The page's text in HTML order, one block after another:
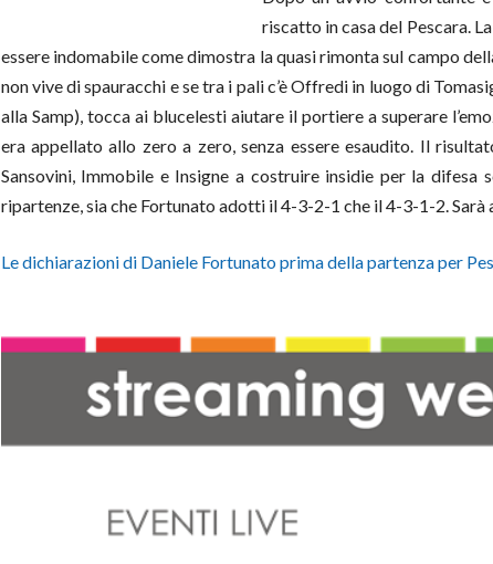
riscatto in casa del Pescara.
essere indomabile come dimostra la quasi rimonta sul campo
non vive di spauracchi e se tra i pali c’è Offredi in luogo di
alla Samp), tocca ai blucelesti aiutare il portiere a superare
era appellato allo zero a zero, senza essere esaudito. Il
Sansovini, Immobile e Insigne a costruire insidie per la difesa
ripartenze, sia che Fortunato adotti il 4-3-2-1 che il 4-3-1-2.
Le dichiarazioni di Daniele Fortunato prima della partenza per